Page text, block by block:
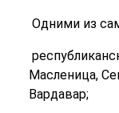
Одними из
Масленица,
Вардавар;